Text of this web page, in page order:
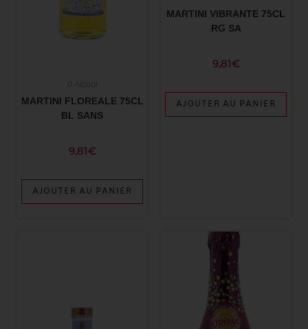
MARTINI FLOREALE 75CL
BL SANS
9,81€
AJOUTER AU PANIER
MARTINI VIBRANTE 75CL
RG SA
9,81€
AJOUTER AU PANIER